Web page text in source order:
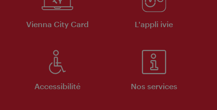
Vienna City Card L'appli ivie
Accessibilité Nos services